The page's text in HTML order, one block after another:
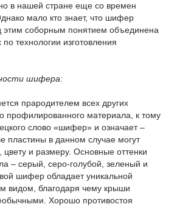
в нашей стране еще со времен
мало кто знает, что шифер
соборным понятием объединена
технологии изготовления
шифера:
прародителем всех других
профилированного материала, к тому
слово «шифер» и означает –
пластины в данном случае могут
и размеру. Основные оттенки
– серый, серо-голубой, зеленый и
шифер обладает уникальной
видом, благодаря чему крыши
Хорошо противостоя